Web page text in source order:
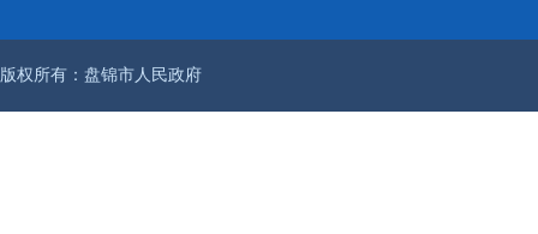
版权所有：盘锦市人民政府